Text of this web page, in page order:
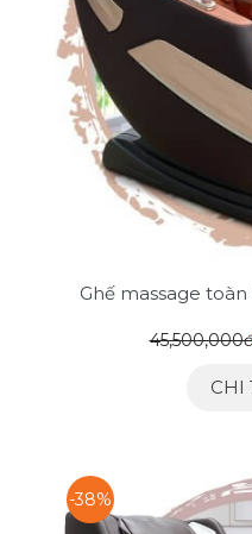
Ghế massage
CHI
-38%